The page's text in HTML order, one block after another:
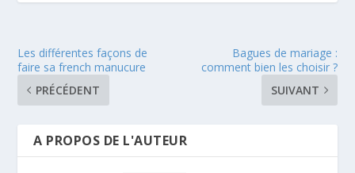
Les différentes façons de
faire sa french manucure
PRÉCÉDENT
Bagues de mariage :
comment bien les choisir ?
SUIVANT
A PROPOS DE L'AUTEUR